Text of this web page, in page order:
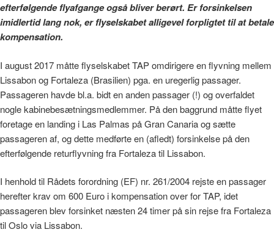
efterfølgende flyafgange også bliver berørt. Er forsinkelsen
imidlertid lang nok, er flyselskabet alligevel forpligtet til at betale
kompensation.
I august 2017 måtte flyselskabet TAP omdirigere en flyvning mellem
Lissabon og Fortaleza (Brasilien) pga. en uregerlig passager.
Passageren havde bl.a. bidt en anden passager (!) og overfaldet
nogle kabinebesætningsmedlemmer. På den baggrund måtte flyet
foretage en landing i Las Palmas på Gran Canaria og sætte
passageren af, og dette medførte en (afledt) forsinkelse på den
efterfølgende returflyvning fra Fortaleza til Lissabon.
I henhold til Rådets forordning (EF) nr. 261/2004 rejste en passager
herefter krav om 600 Euro i kompensation over for TAP, idet
passageren blev forsinket næsten 24 timer på sin rejse fra Fortaleza
til Oslo via Lissabon.